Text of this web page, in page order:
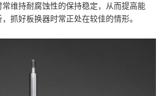
维持耐腐蚀性的保持稳定，从而提高能
抓好板换器时常正处在较佳的情形。